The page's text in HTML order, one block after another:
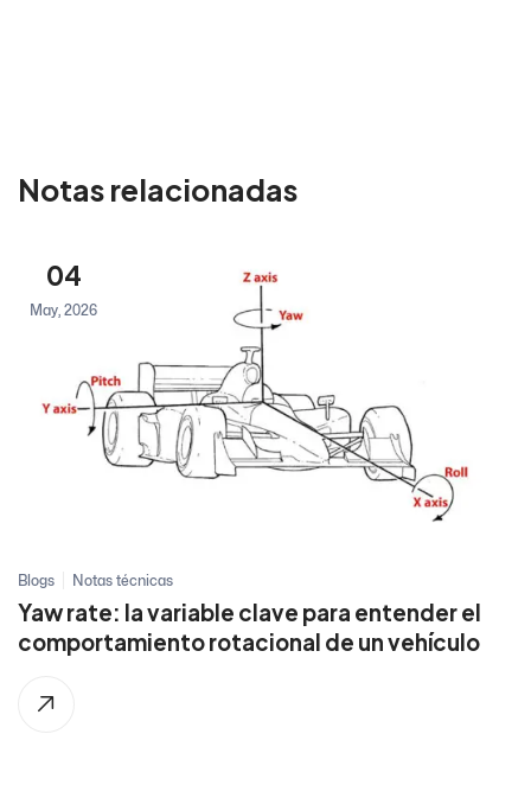
Notas relacionadas
04
May, 2026
Blogs Notas técnicas
Yaw rate: la variable clave para entender el
comportamiento rotacional de un vehículo